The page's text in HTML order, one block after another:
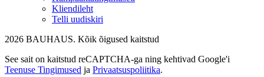
Kliendileht
Telli uudiskiri
2026 BAUHAUS. Kõik õigused kaitstud
See sait on kaitstud reCAPTCHA-ga ning kehtivad Google'i
Teenuse Tingimused ja Privaatsuspoliitika.